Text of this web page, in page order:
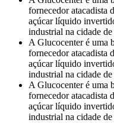
fornecedor atacadista
açúcar líquido
industrial na cidade
A Glucocenter é uma
fornecedor atacadista
açúcar líquido
industrial na cidade
A Glucocenter é uma
fornecedor atacadista
açúcar líquido
industrial na cidade